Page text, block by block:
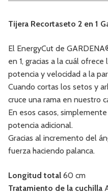
Tijera Recortaseto 2 en 1
El EnergyCut de
en 1, gracias a la cuál
potencia y velocidad a la
Cuando cortas los setos y
cruce una rama en nuestro
En esos casos,
potencia adicional.
Gracias al incremento del
fuerza haciendo palanca.
Longitud total 60 cm
Tratamiento de la cuchilla